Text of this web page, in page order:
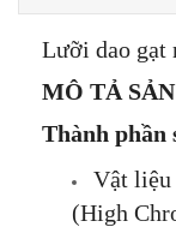
Lưỡi dao gạt
MÔ TẢ
Thành phần
Vật liệu
(High